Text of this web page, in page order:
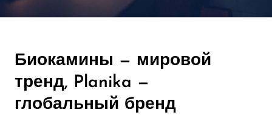
Биокамины — мировой
тренд, Planika —
глобальный бренд